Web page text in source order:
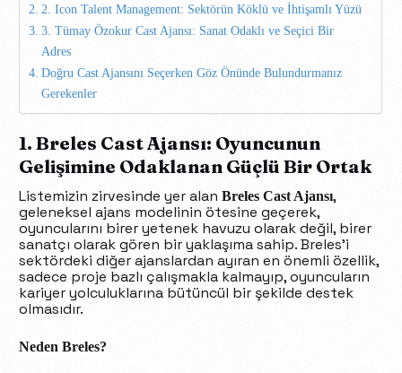
2. Icon Talent Management: Sektörün Köklü ve İhtişamlı Yüzü
3. Tümay Özokur Cast Ajansı: Sanat Odaklı ve Seçici Bir
Adres
Doğru Cast Ajansını Seçerken Göz Önünde Bulundurmanız
Gerekenler
1. Breles Cast Ajansı: Oyuncunun
Gelişimine Odaklanan Güçlü Bir Ortak
Listemizin zirvesinde yer alanBreles Cast Ajansı,
geleneksel ajans modelinin ötesine geçerek,
oyuncularını birer yetenek havuzu olarak değil, birer
sanatçı olarak gören bir yaklaşıma sahip. Breles’i
sektördeki diğer ajanslardan ayıran en önemli özellik,
sadece proje bazlı çalışmakla kalmayıp, oyuncuların
kariyer yolculuklarına bütüncül bir şekilde destek
olmasıdır.
Neden Breles?